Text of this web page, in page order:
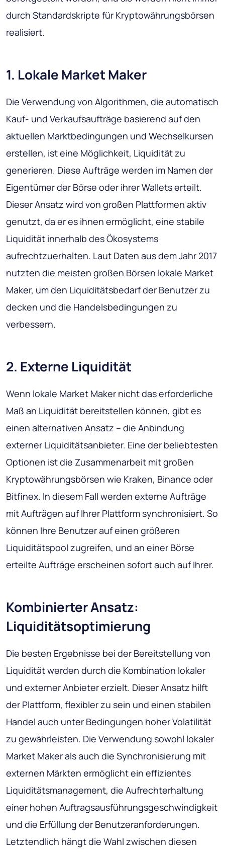
durch Standardskripte für Kryptowährungsbörsen
realisiert.
1. Lokale Market Maker
Die Verwendung von Algorithmen, die automatisch
Kauf- und Verkaufsaufträge basierend auf den
aktuellen Marktbedingungen und Wechselkursen
erstellen, ist eine Möglichkeit, Liquidität zu
generieren. Diese Aufträge werden im Namen der
Eigentümer der Börse oder ihrer Wallets erteilt.
Dieser Ansatz wird von großen Plattformen aktiv
genutzt, da er es ihnen ermöglicht, eine stabile
Liquidität innerhalb des Ökosystems
aufrechtzuerhalten. Laut Daten aus dem Jahr 2017
nutzten die meisten großen Börsen lokale Market
Maker, um den Liquiditätsbedarf der Benutzer zu
decken und die Handelsbedingungen zu
verbessern.
2. Externe Liquidität
Wenn lokale Market Maker nicht das erforderliche
Maß an Liquidität bereitstellen können, gibt es
einen alternativen Ansatz – die Anbindung
externer Liquiditätsanbieter. Eine der beliebtesten
Optionen ist die Zusammenarbeit mit großen
Kryptowährungsbörsen wie Kraken, Binance oder
Bitfinex. In diesem Fall werden externe Aufträge
mit Aufträgen auf Ihrer Plattform synchronisiert. So
können Ihre Benutzer auf einen größeren
Liquiditätspool zugreifen, und an einer Börse
erteilte Aufträge erscheinen sofort auch auf Ihrer.
Kombinierter Ansatz:
Liquiditätsoptimierung
Die besten Ergebnisse bei der Bereitstellung von
Liquidität werden durch die Kombination lokaler
und externer Anbieter erzielt. Dieser Ansatz hilft
der Plattform, flexibler zu sein und einen stabilen
Handel auch unter Bedingungen hoher Volatilität
zu gewährleisten. Die Verwendung sowohl lokaler
Market Maker als auch die Synchronisierung mit
externen Märkten ermöglicht ein effizientes
Liquiditätsmanagement, die Aufrechterhaltung
einer hohen Auftragsausführungsgeschwindigkeit
und die Erfüllung der Benutzeranforderungen.
Letztendlich hängt die Wahl zwischen diesen